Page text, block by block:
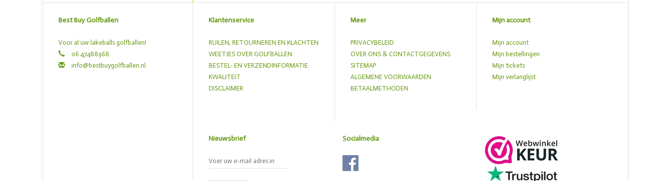
Best Buy Golfballen
Voor al uw lakeballs golfballen!
06 47488968
info@bestbuygolfballen.nl
Klantenservice
RUILEN, RETOURNEREN EN KLACHTEN
WEETJES OVER GOLFBALLEN
BESTEL- EN VERZENDINFORMATIE
KWALITEIT
DISCLAIMER
Meer
PRIVACYBELEID
OVER ONS & CONTACTGEGEVENS
SITEMAP
ALGEMENE VOORWAARDEN
BETAALMETHODEN
Mijn account
Mijn account
Mijn bestellingen
Mijn tickets
Mijn verlanglijst
Nieuwsbrief Socialmedia